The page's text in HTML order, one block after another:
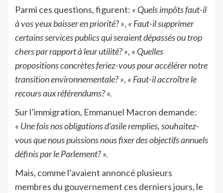
Parmi ces questions, figurent: « Quels impôts faut-il
à vos yeux baisser en priorité? », « Faut-il supprimer
certains services publics qui seraient dépassés ou trop
chers par rapport à leur utilité? », « Quelles
propositions concrètes feriez-vous pour accélérer notre
transition environnementale? », « Faut-il accroître le
recours aux référendums? ».
Sur l’immigration, Emmanuel Macron demande:
« Une fois nos obligations d’asile remplies, souhaitez-
vous que nous puissions nous fixer des objectifs annuels
définis par le Parlement? ».
Mais, comme l’avaient annoncé plusieurs
membres du gouvernement ces derniers jours, le